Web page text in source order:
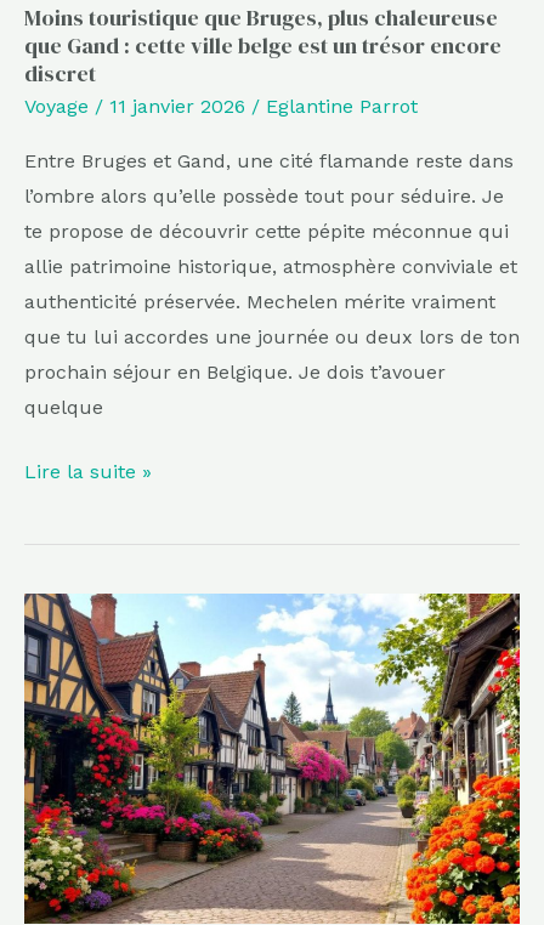
Moins touristique que Bruges, plus chaleureuse
que Gand : cette ville belge est un trésor encore
discret
Voyage / 11 janvier 2026 / Eglantine Parrot
Entre Bruges et Gand, une cité flamande reste dans
l’ombre alors qu’elle possède tout pour séduire. Je
te propose de découvrir cette pépite méconnue qui
allie patrimoine historique, atmosphère conviviale et
authenticité préservée. Mechelen mérite vraiment
que tu lui accordes une journée ou deux lors de ton
prochain séjour en Belgique. Je dois t’avouer
quelque
ville
belge
est
un
trésor
encore
discret
Lire la suite »
Plus
fleuri
que
Gerberoy,
plus
pittoresque
que
Lyons-
la-